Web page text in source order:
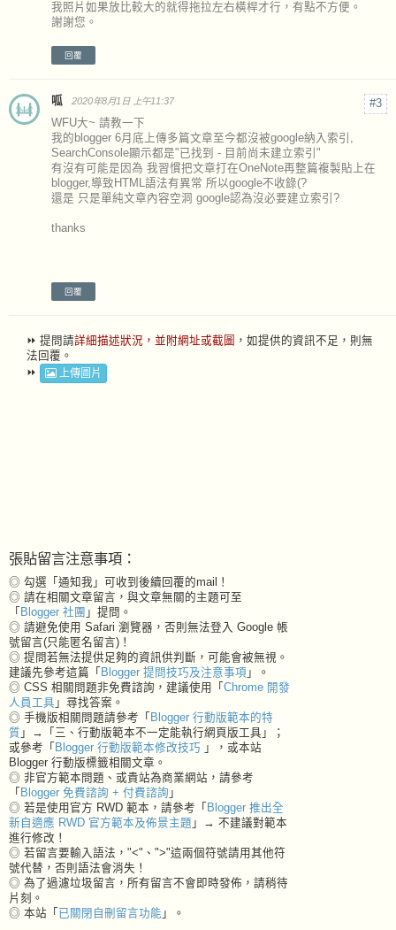
我照片如果放比較大的就得拖拉左右橫桿才行，有點不方便。
謝謝您。
回覆
呱 2020年8月1日 上午11:37
WFU大~ 請教一下
我的blogger 6月底上傳多篇文章至今都沒被google納入索引,
SearchConsole顯示都是"已找到 - 目前尚未建立索引"
有沒有可能是因為 我習慣把文章打在OneNote再整篇複製貼上在
blogger,導致HTML語法有異常 所以google不收錄(?
還是 只是單純文章內容空洞 google認為沒必要建立索引?
thanks
回覆
⏩ 提問請詳細描述狀況，並附網址或截圖 ，如提供的資訊不足，則無
法回覆。
⏩
上傳圖片
張貼留言注意事項：
◎ 勾選「通知我」可收到後續回覆的mail！
◎ 請在相關文章留言，與文章無關的主題可至
「 Blogger 社團 」提問。
◎ 請避免使用 Safari 瀏覽器，否則無法登入 Google 帳
號留言(只能匿名留言)！
◎ 提問若無法提供足夠的資訊供判斷，可能會被無視。
建議先參考這篇「 Blogger 提問技巧及注意事項 」。
◎ CSS 相關問題非免費諮詢，建議使用「 Chrome 開發
人員工具 」尋找答案。
◎ 手機版相關問題請參考「 Blogger 行動版範本的特
質 」→「三、行動版範本不一定能執行網頁版工具」；
或參考「 Blogger 行動版範本修改技巧 」，或本站
Blogger 行動版標籤相關文章。
◎ 非官方範本問題、或貴站為商業網站，請參考
「 Blogger 免費諮詢 + 付費諮詢 」
◎ 若是使用官方 RWD 範本，請參考「 Blogger 推出全
新自適應 RWD 官方範本及佈景主題 」→ 不建議對範本
進行修改！
◎ 若留言要輸入語法，"<"、">"這兩個符號請用其他符
號代替，否則語法會消失！
◎ 為了過濾垃圾留言，所有留言不會即時發佈，請稍待
片刻。
◎ 本站「 已關閉自刪留言功能 」。